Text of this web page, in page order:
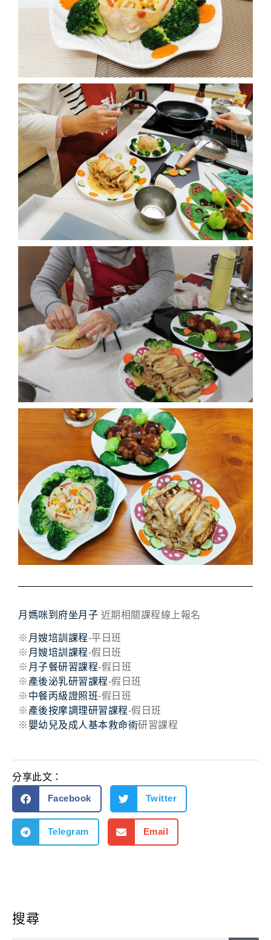
月媽咪到府坐月子 近期相關課程線上報名
※ 月嫂培訓課程-平日班
※ 月嫂培訓課程-假日班
※ 月子餐研習課程-假日班
※ 產後泌乳研習課程-假日班
※ 中餐丙級證照班-假日班
※ 產後按摩調理研習課程-假日班
※ 嬰幼兒及成人基本救命術研習課程
分享此文：
Facebook Twitter
Telegram Email
搜尋